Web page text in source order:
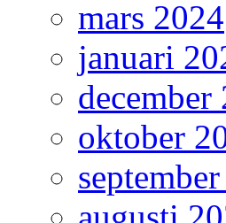
mars 2024
januari
december
oktober